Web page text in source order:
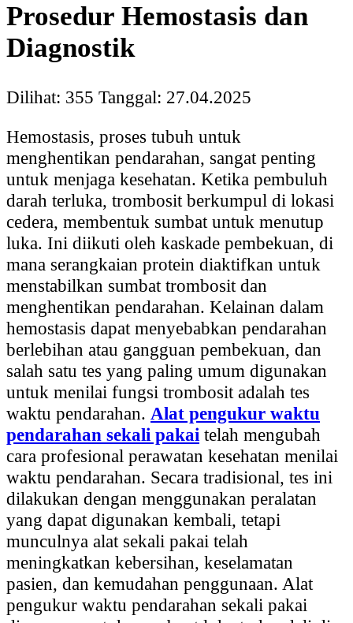
Prosedur Hemostasis dan
Diagnostik
Dilihat: 355 Tanggal: 27.04.2025
Hemostasis, proses tubuh untuk
menghentikan pendarahan, sangat penting
untuk menjaga kesehatan. Ketika pembuluh
darah terluka, trombosit berkumpul di lokasi
cedera, membentuk sumbat untuk menutup
luka. Ini diikuti oleh kaskade pembekuan, di
mana serangkaian protein diaktifkan untuk
menstabilkan sumbat trombosit dan
menghentikan pendarahan. Kelainan dalam
hemostasis dapat menyebabkan pendarahan
berlebihan atau gangguan pembekuan, dan
salah satu tes yang paling umum digunakan
untuk menilai fungsi trombosit adalah tes
waktu pendarahan. Alat pengukur waktu
pendarahan sekali pakai telah mengubah
cara profesional perawatan kesehatan menilai
waktu pendarahan. Secara tradisional, tes ini
dilakukan dengan menggunakan peralatan
yang dapat digunakan kembali, tetapi
munculnya alat sekali pakai telah
meningkatkan kebersihan, keselamatan
pasien, dan kemudahan penggunaan. Alat
pengukur waktu pendarahan sekali pakai